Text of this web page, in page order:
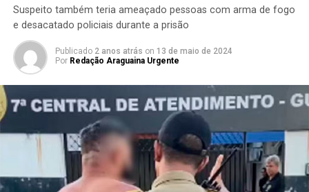
Suspeito também teria ameaçado pessoas com arma de fogo
e desacatado policiais durante a prisão
Publicado 2 anos atrás on 13 de maio de 2024
Por Redação Araguaina Urgente